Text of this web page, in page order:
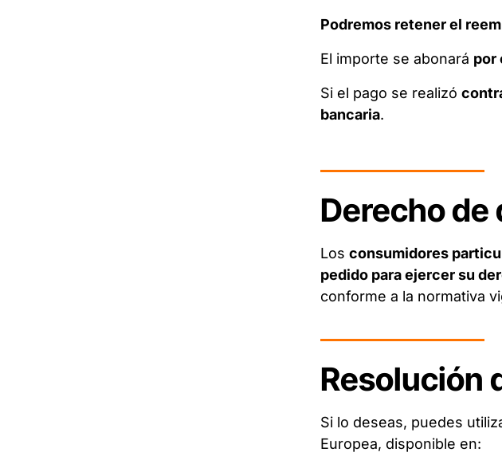
Podremos retener el
El importe se abonará por
Si el pago se realizó
bancaria.
Derecho
Los consumidores
pedido para ejercer su
conforme a la normativa
Resolución
Si lo deseas, puedes
Europea, disponible en: